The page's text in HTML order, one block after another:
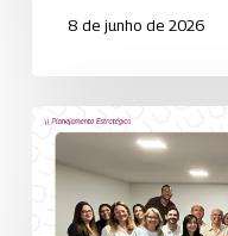
8 de junho de 2026
Uniodonto
Paraíba
realiza
planejamento